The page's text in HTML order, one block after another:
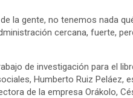
la gente, no tenemos nada
cercana, fuerte,
de investigación para el
Humberto Ruiz Peláez,
de la empresa Orákolo,